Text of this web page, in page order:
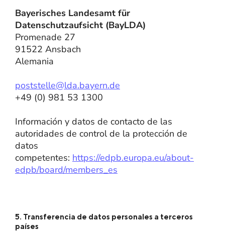
Bayerisches Landesamt für
Datenschutzaufsicht (BayLDA)
Promenade 27
91522 Ansbach
Alemania
poststelle@lda.bayern.de
+49 (0) 981 53 1300
Información y datos de contacto de las
autoridades de control de la protección de
datos
competentes: https://edpb.europa.eu/about-
edpb/board/members_es
5. Transferencia de datos personales a terceros
países